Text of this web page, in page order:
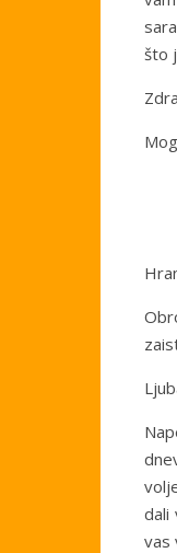
što
dali
vas